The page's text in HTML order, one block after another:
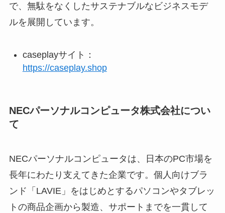
で、無駄をなくしたサステナブルなビジネスモデ
ルを展開しています。
caseplayサイト：
https://caseplay.shop
NECパーソナルコンピュータ株式会社につい
て
NECパーソナルコンピュータは、日本のPC市場を
長年にわたり支えてきた企業です。個人向けブラ
ンド「LAVIE」をはじめとするパソコンやタブレッ
トの商品企画から製造、サポートまでを一貫して